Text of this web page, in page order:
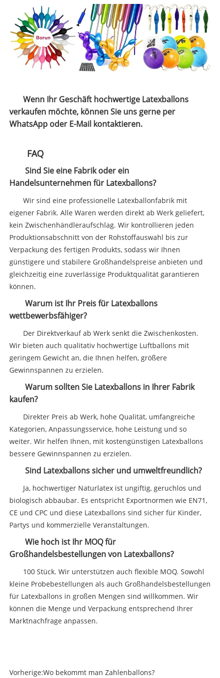
Wenn Ihr Geschäft hochwertige Latexballons
verkaufen möchte, können Sie uns gerne per
WhatsApp oder E-Mail kontaktieren.
FAQ
Sind Sie eine Fabrik oder ein
Handelsunternehmen für Latexballons?
Wir sind eine professionelle Latexballonfabrik mit
eigener Fabrik. Alle Waren werden direkt ab Werk geliefert,
kein Zwischenhändleraufschlag. Wir kontrollieren jeden
Produktionsabschnitt von der Rohstoffauswahl bis zur
Verpackung des fertigen Produkts, sodass wir Ihnen
günstigere und stabilere Großhandelspreise anbieten und
gleichzeitig eine zuverlässige Produktqualität garantieren
können.
Warum ist Ihr Preis für Latexballons
wettbewerbsfähiger?
Der Direktverkauf ab Werk senkt die Zwischenkosten.
Wir bieten auch qualitativ hochwertige Luftballons mit
geringem Gewicht an, die Ihnen helfen, größere
Gewinnspannen zu erzielen.
Warum sollten Sie Latexballons in Ihrer Fabrik
kaufen?
Direkter Preis ab Werk, hohe Qualität, umfangreiche
Kategorien, Anpassungsservice, hohe Leistung und so
weiter. Wir helfen Ihnen, mit kostengünstigen Latexballons
bessere Gewinnspannen zu erzielen.
Sind Latexballons sicher und umweltfreundlich?
Ja, hochwertiger Naturlatex ist ungiftig, geruchlos und
biologisch abbaubar. Es entspricht Exportnormen wie EN71,
CE und CPC und diese Latexballons sind sicher für Kinder,
Partys und kommerzielle Veranstaltungen.
Wie hoch ist Ihr MOQ für
Großhandelsbestellungen von Latexballons?
100 Stück. Wir unterstützen auch flexible MOQ. Sowohl
kleine Probebestellungen als auch Großhandelsbestellungen
für Latexballons in großen Mengen sind willkommen. Wir
können die Menge und Verpackung entsprechend Ihrer
Marktnachfrage anpassen.
Vorherige:Wo bekommt man Zahlenballons?